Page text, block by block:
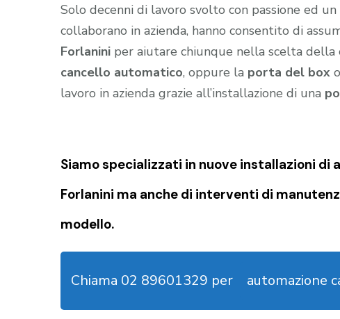
Solo decenni di lavoro svolto con passione ed
collaborano in azienda, hanno consentito di
Forlanini per aiutare chiunque nella scelta
cancello automatico, oppure la porta del box
lavoro in azienda grazie all’installazione di una
Siamo specializzati in nuove installazioni di
Forlanini ma anche di interventi di
modello.
Chiama 02 89601329 per automazione